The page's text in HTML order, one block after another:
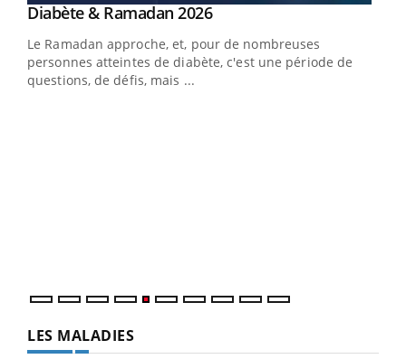
Youtube
Diabète & Ramadan 2026Youtube
Le Ramadan approche, et, pour de nombreuses
personnes atteintes de diabète, c'est une période de
questions, de défis, mais ...
LES MALADIES